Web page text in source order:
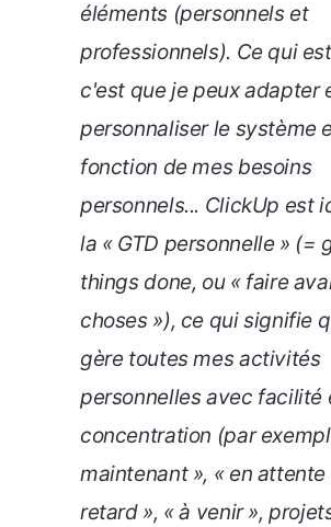
éléments (personnels et
professionnels). Ce qui
c'est que je peux adapter
personnaliser le système
fonction de mes besoins
personnels... ClickUp est
la « GTD personnelle » (=
things done, ou « faire
choses »), ce qui signifie
gère toutes mes activités
personnelles avec facilité
concentration (par
maintenant », « en attente
retard », « à venir »,